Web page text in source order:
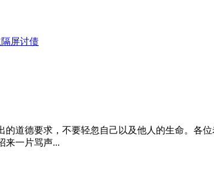
屏讨债
道德要求，不要轻忽自己以及他人的生命。各
来一片骂声...